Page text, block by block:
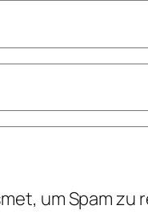
um Spam zu